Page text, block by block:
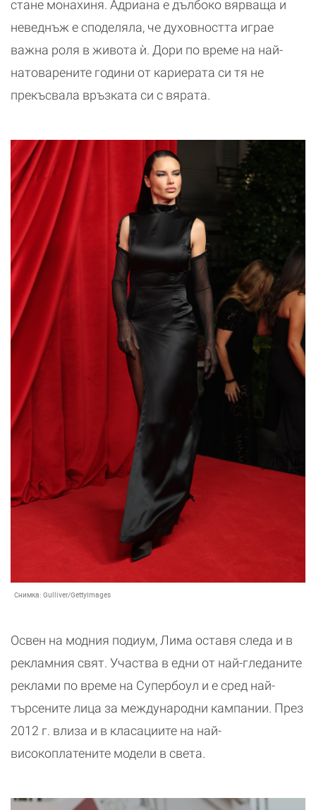
стане монахиня. Адриана е дълбоко вярваща и
неведнъж е споделяла, че духовността играе
важна роля в живота ѝ. Дори по време на най-
натоварените години от кариерата си тя не
прекъсвала връзката си с вярата.
Снимка: Gulliver/GettyImages
Освен на модния подиум, Лима оставя следа и в
рекламния свят. Участва в едни от най-гледаните
реклами по време на Супербоул и е сред най-
търсените лица за международни кампании. През
2012 г. влиза и в класациите на най-
високоплатените модели в света.